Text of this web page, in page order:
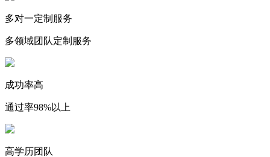
多对一定制服务
多领域团队定制服务
成功率高
通过率98%以上
高学历团队